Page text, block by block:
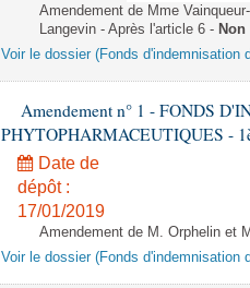
Amendement de Mme
Langevin - Après l'article 6 -
Voir le dossier (Fonds
Amendement n° 1 - FONDS
PHYTOPHARMACEUTIQUES -
Date de
dépôt :
17/01/2019
Amendement de M. Orphelin et
Voir le dossier (Fonds